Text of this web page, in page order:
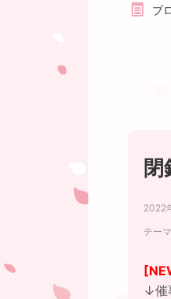
ブ
2022
テーマ
↓催